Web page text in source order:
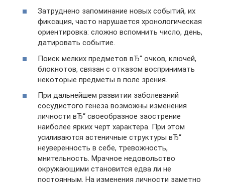
Затруднено запоминание новых событий, их
фиксация, часто нарушается хронологическая
ориентировка: сложно вспомнить число, день,
датировать событие.
Поиск мелких предметов вЂ“ очков, ключей,
блокнотов, связан с отказом воспринимать
некоторые предметы в поле зрения.
При дальнейшем развитии заболеваний
сосудистого генеза возможны изменения
личности вЂ“ своеобразное заострение
наиболее ярких черт характера. При этом
усиливаются астеничные структуры вЂ“
неуверенность в себе, тревожность,
мнительность. Мрачное недовольство
окружающими становится едва ли не
постоянным. На изменения личности заметно